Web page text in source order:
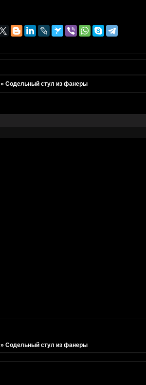
»Содельный стул из фанеры
»Содельный стул из фанеры